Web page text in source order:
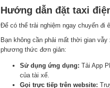
Hướng dẫn đặt taxi
Để có thể trải nghiệm ngay chuyến đi
Bạn không cần phải mất thời gian
phương thức đơn giản:
Sử dụng ứng dụng: Tải App
của tài xế.
Gọi trực tiếp trên website: